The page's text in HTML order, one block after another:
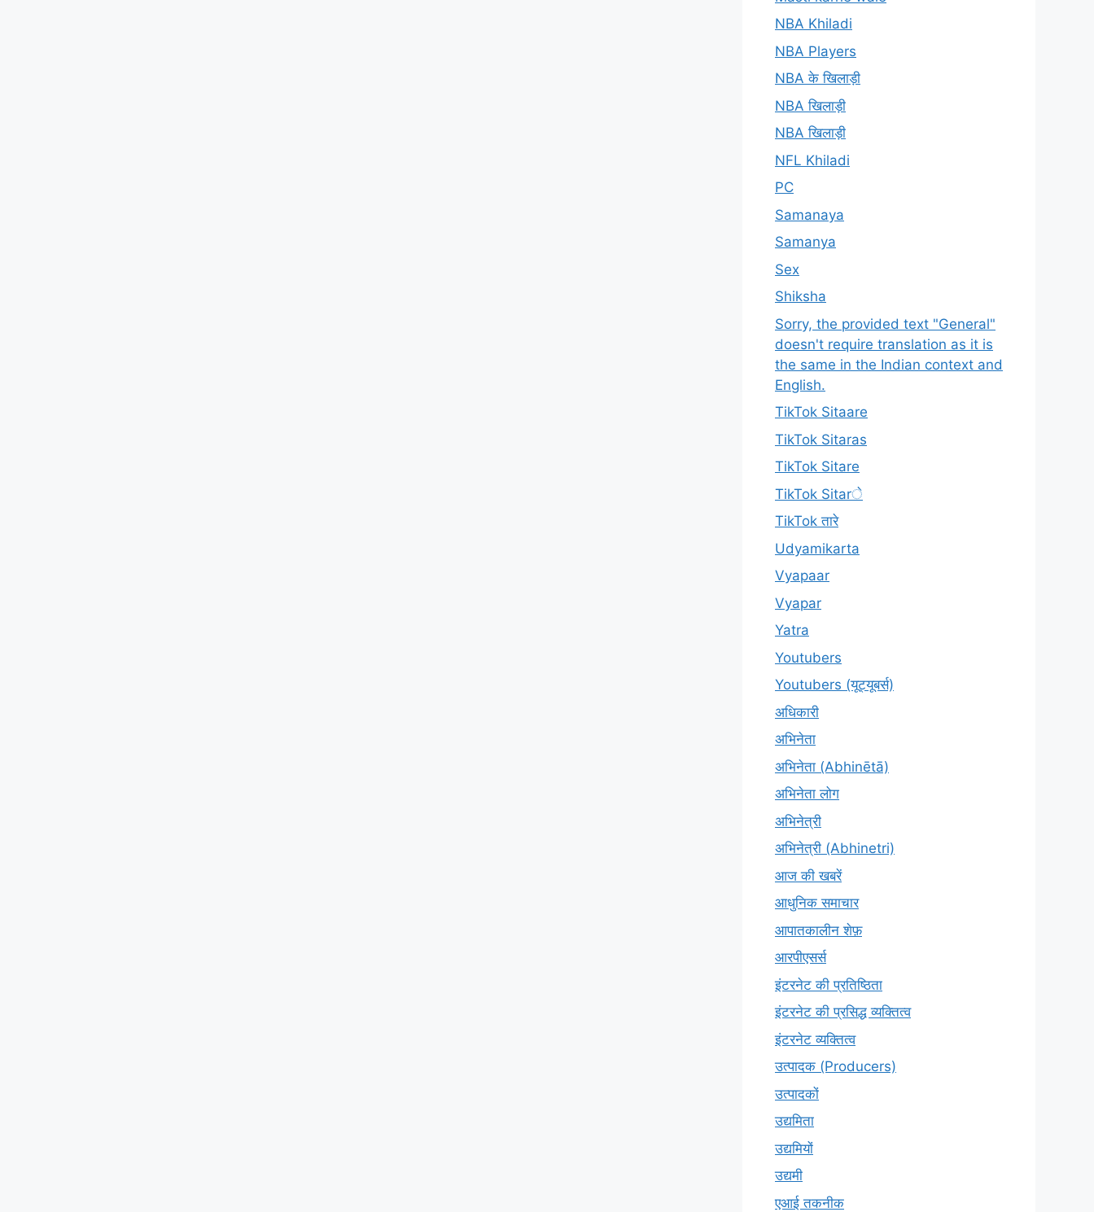
NBA Khiladi
NBA Players
NBA के खिलाड़ी
NBA खिलाड़ी
NBA खिलाड़ी
NFL Khiladi
PC
Samanaya
Samanya
Sex
Shiksha
Sorry, the provided text "General"
doesn't require translation as it is
the same in the Indian context and
English.
TikTok Sitaare
TikTok Sitaras
TikTok Sitare
TikTok Sitarे
TikTok तारे
Udyamikarta
Vyapaar
Vyapar
Yatra
Youtubers
Youtubers (यूट्यूबर्स)
अधिकारी
अभिनेता
अभिनेता (Abhinētā)
अभिनेता लोग
अभिनेत्री
अभिनेत्री (Abhinetri)
आज की खबरें
आधुनिक समाचार
आपातकालीन शेफ़
आरपीएसर्स
इंटरनेट की प्रतिष्ठिता
इंटरनेट की प्रसिद्ध व्यक्तित्व
इंटरनेट व्यक्तित्व
उत्पादक (Producers)
उत्पादकों
उद्यमिता
उद्यमियों
उद्यमी
एआई तकनीक